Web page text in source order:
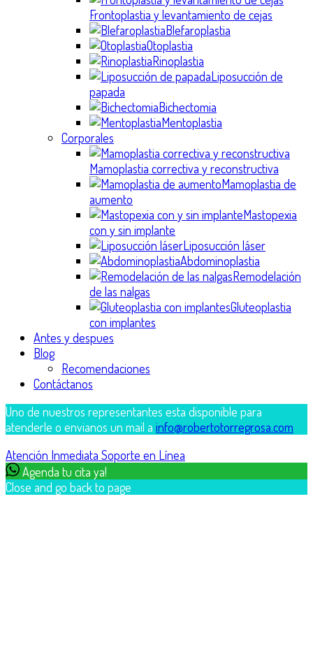
Frontoplastia y levantamiento de cejas
Blefaroplastia
Otoplastia
Rinoplastia
Liposucción de
papada
Bichectomia
Mentoplastia
Corporales
Mamoplastia correctiva y reconstructiva
Mamoplastia de
aumento
Mastopexia
con y sin implante
Liposucción láser
Abdominoplastia
Remodelación
de las nalgas
Gluteoplastia
con implantes
Antes y despues
Blog
Recomendaciones
Contáctanos
Uno de nuestros representantes esta disponible para
atenderle o envianos un mail a info@robertotorregrosa.com
Atención Inmediata Soporte en Línea
Agenda tu cita ya!
Close and go back to page